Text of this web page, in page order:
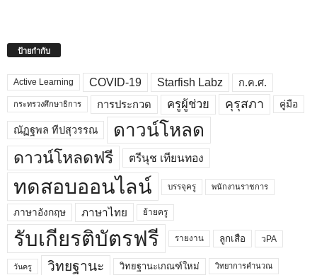
ป้ายกำกับ
Active Learning COVID-19 Starfish Labz ก.ค.ศ.
กระทรวงศึกษาธิการ การประกวด ครูผู้ช่วย คุรุสภา คู่มือ
ณัฏฐพล ทีปสุวรรณ ดาวน์โหลด
ดาวน์โหลดฟรี ตรีนุช เทียนทอง
ทดสอบออนไลน์ บรรจุครู พนักงานราชการ
ภาษาอังกฤษ ภาษาไทย ย้ายครู
รับเกียรติบัตรฟรี รายงาน ลูกเสือ วPA
วันครู วิทยฐานะ วิทยฐานะเกณฑ์ใหม่ วิทยาการคำนวณ